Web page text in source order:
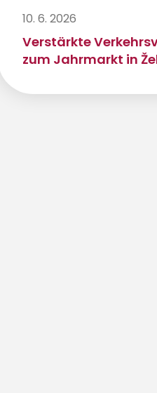
10. 6. 2026
Verstärkte
zum Jahrmarkt in